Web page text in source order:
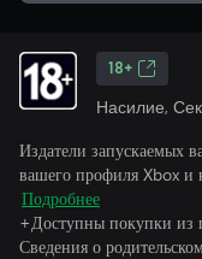
18+
Насилие,
Издатели запускаемых
вашего профиля Xbox и
Подробнее
+Доступны покупки из
Сведения о